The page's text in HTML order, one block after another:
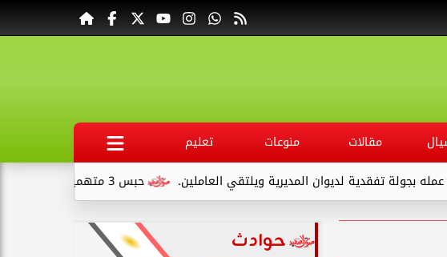
مقالات منوعات
تعليم
حبس 3 متهمين 15 يومًا علي ذمةالتحقيقات بتهمة التنقيب عن الآثار داخل...
تفقدية لديوان المديرية ويلتقي العاملين.
حوادث